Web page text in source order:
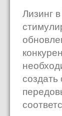
Лизинг
создать